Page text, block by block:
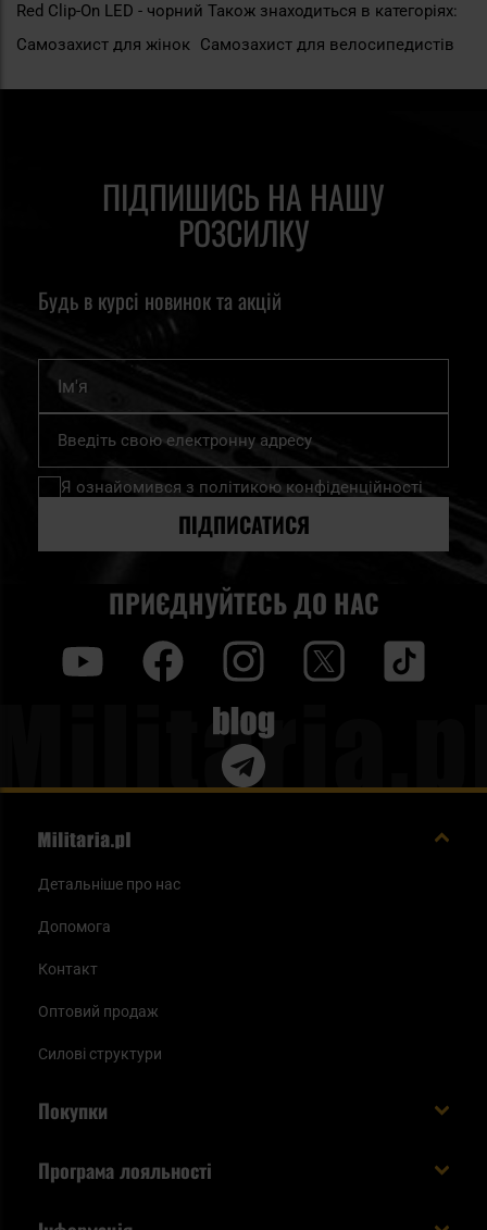
Red Clip-On LED - чорний Також знаходиться в категоріях:
Самозахист для жінок Самозахист для велосипедистів
ПІДПИШИСЬ НА НАШУ
РОЗСИЛКУ
Будь в курсі новинок та акцій
Підпишіться
нашу
розсилку
Я ознайомився з політикою конфіденційності
ПІДПИСАТИСЯ
ПРИЄДНУЙТЕСЬ ДО НАС
Blog
Детальніше про нас
Допомога
Контакт
Оптовий продаж
Силові структури
Покупки
Програма лояльності